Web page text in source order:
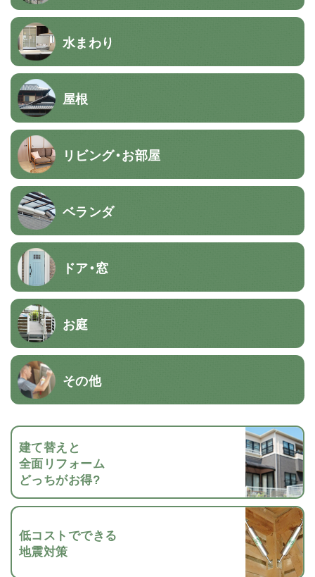
水まわり
屋根
リビング・お部屋
ベランダ
ドア・窓
お庭
その他
建て替えと
全面リフォーム
どっちがお得?
低コストでできる
地震対策